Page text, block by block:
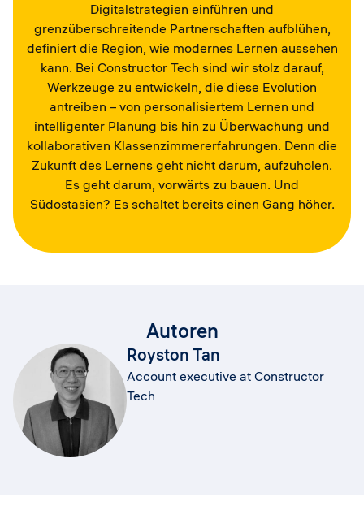
Digitalstrategien einführen und
grenzüberschreitende Partnerschaften aufblühen,
definiert die Region, wie modernes Lernen aussehen
kann. Bei Constructor Tech sind wir stolz darauf,
Werkzeuge zu entwickeln, die diese Evolution
antreiben – von personalisiertem Lernen und
intelligenter Planung bis hin zu Überwachung und
kollaborativen Klassenzimmererfahrungen. Denn die
Zukunft des Lernens geht nicht darum, aufzuholen.
Es geht darum, vorwärts zu bauen. Und
Südostasien? Es schaltet bereits einen Gang höher.
Autoren
Royston Tan
Account executive at Constructor
Tech